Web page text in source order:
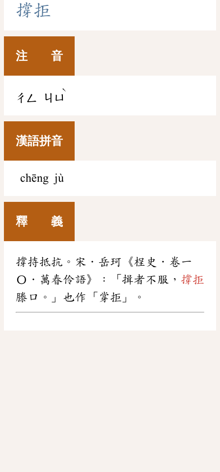
撐拒
注 音
ㄔㄥ ㄐㄩ
ˋ
漢語拼音
chēng jù
釋 義
撐持抵抗。宋．岳珂《桯史．卷一
〇．萬春伶語》：「揖者不服， 撐拒
滕口。」也作「牚拒」。